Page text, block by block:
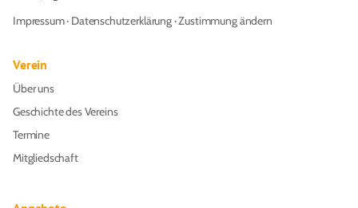
Impressum· Datenschutzerklärung·Zustimmung ändern
Verein
Über uns
Geschichte des Vereins
Termine
Mitgliedschaft